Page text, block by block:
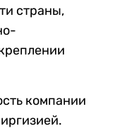
страны,
компании